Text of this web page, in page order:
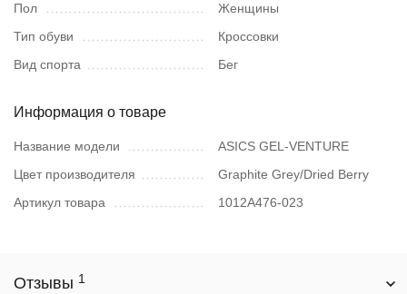
Пол
Женщины
Тип обуви
Кроссовки
Вид спорта
Бег
Информация о товаре
Название модели
ASICS GEL-VENTURE
Цвет производителя
Graphite Grey/Dried Berry
Артикул товара
1012A476-023
Отзывы 1